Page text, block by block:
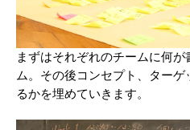
まずはそれぞれのチームに何
ム。その後コンセプト、ター
るかを埋めていきます。